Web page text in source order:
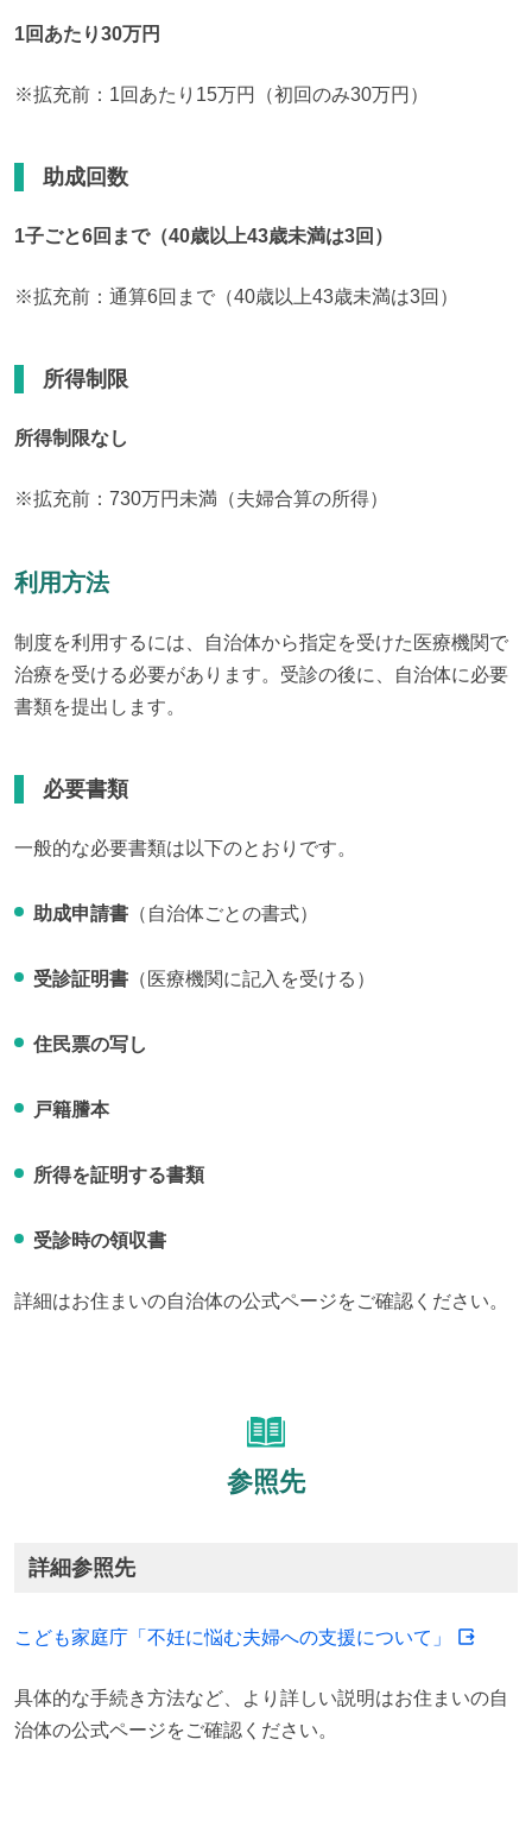
1回あたり30万円
※拡充前：1回あたり15万円（初回のみ30万円）
助成回数
1子ごと6回まで（40歳以上43歳未満は3回）
※拡充前：通算6回まで（40歳以上43歳未満は3回）
所得制限
所得制限なし
※拡充前：730万円未満（夫婦合算の所得）
利用方法
制度を利用するには、自治体から指定を受けた医療機関で
治療を受ける必要があります。受診の後に、自治体に必要
書類を提出します。
必要書類
一般的な必要書類は以下のとおりです。
助成申請書 （自治体ごとの書式）
受診証明書 （医療機関に記入を受ける）
住民票の写し
戸籍謄本
所得を証明する書類
受診時の領収書
詳細はお住まいの自治体の公式ページをご確認ください。
参照先
詳細参照先
こども家庭庁「不妊に悩む夫婦への支援について」
具体的な手続き方法など、より詳しい説明はお住まいの自
治体の公式ページをご確認ください。